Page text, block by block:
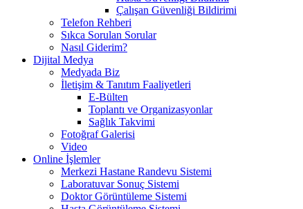
Çalışan Güvenliği Bildirimi
Telefon Rehberi
Sıkca Sorulan Sorular
Nasıl Giderim?
Dijital Medya
Medyada Biz
İletişim & Tanıtım Faaliyetleri
E-Bülten
Toplantı ve Organizasyonlar
Sağlık Takvimi
Fotoğraf Galerisi
Video
Online İşlemler
Merkezi Hastane Randevu Sistemi
Laboratuvar Sonuç Sistemi
Doktor Görüntüleme Sistemi